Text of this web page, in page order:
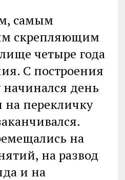
самым
скрепляющим
четыре года
С построения
день
на перекличку
на
на развод
и на